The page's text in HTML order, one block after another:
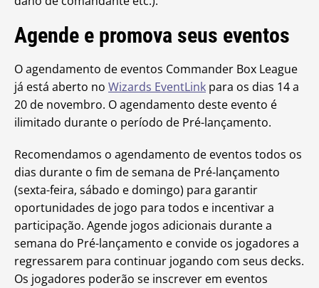
Agende e promova seus eventos
O agendamento de eventos Commander Box League
já está aberto no Wizards EventLink para os dias 14 a
20 de novembro. O agendamento deste evento é
ilimitado durante o período de Pré-lançamento.
Recomendamos o agendamento de eventos todos os
dias durante o fim de semana de Pré-lançamento
(sexta-feira, sábado e domingo) para garantir
oportunidades de jogo para todos e incentivar a
participação. Agende jogos adicionais durante a
semana do Pré-lançamento e convide os jogadores a
regressarem para continuar jogando com seus decks.
Os jogadores poderão se inscrever em eventos